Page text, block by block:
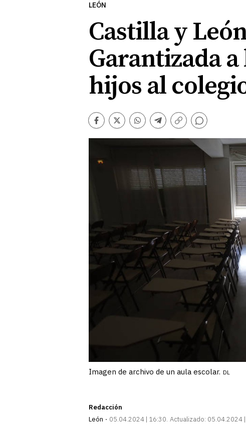
LEÓN
Castilla y
Garantizada
hijos al
Facebook
TwitterWhatsapp
Telegram
Copiar
enlace
Comentarios
Imagen de archivo de un aula escolar. DL
Redacción
León
05.04.2024 | 16:30 Actualizado: 05.04.2024